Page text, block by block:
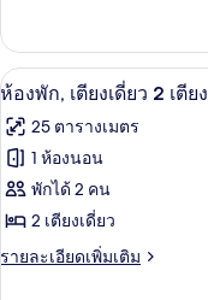
เดี่ยว
เตียง
เกี่ยว
กับ
ห้อง
เตียง
เดี่ยว
เตียง
เปิด
ภาพถ่าย
ทั้งหมด
ของ
ห้อง
พัก,
6
ห้องพัก, เตียงเดี่ยว 2 เตียง
25 ตารางเมตร
1 ห้องนอน
พักได้ 2 คน
2 เตียงเดี่ยว
รายละเอียดเพิ่มเติม
ราย